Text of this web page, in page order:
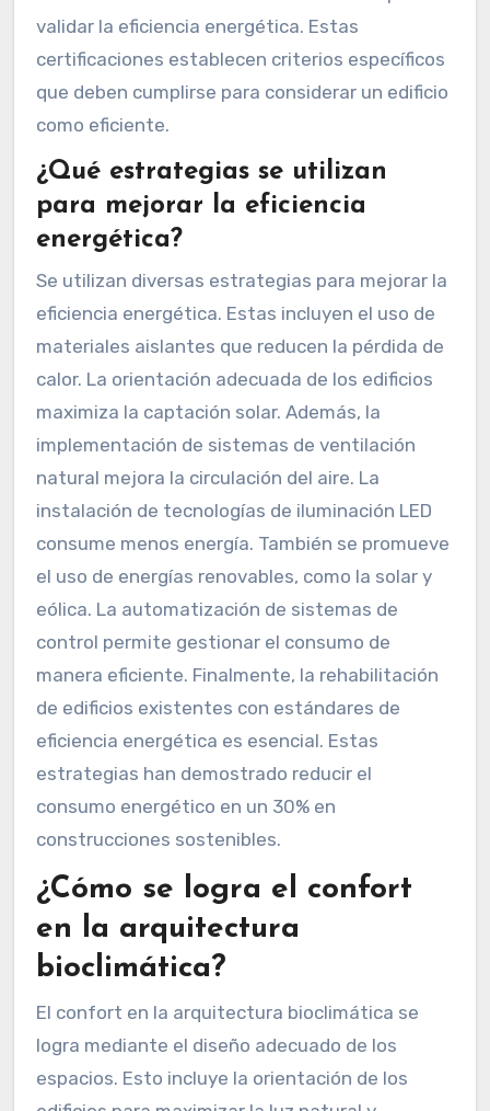
validar la eficiencia energética. Estas
certificaciones establecen criterios específicos
que deben cumplirse para considerar un edificio
como eficiente.
¿Qué estrategias se utilizan
para mejorar la eficiencia
energética?
Se utilizan diversas estrategias para mejorar la
eficiencia energética. Estas incluyen el uso de
materiales aislantes que reducen la pérdida de
calor. La orientación adecuada de los edificios
maximiza la captación solar. Además, la
implementación de sistemas de ventilación
natural mejora la circulación del aire. La
instalación de tecnologías de iluminación LED
consume menos energía. También se promueve
el uso de energías renovables, como la solar y
eólica. La automatización de sistemas de
control permite gestionar el consumo de
manera eficiente. Finalmente, la rehabilitación
de edificios existentes con estándares de
eficiencia energética es esencial. Estas
estrategias han demostrado reducir el
consumo energético en un 30% en
construcciones sostenibles.
¿Cómo se logra el confort
en la arquitectura
bioclimática?
El confort en la arquitectura bioclimática se
logra mediante el diseño adecuado de los
espacios. Esto incluye la orientación de los